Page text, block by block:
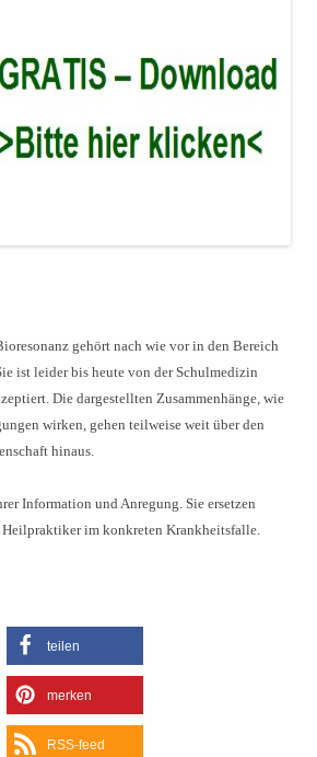
gehört nach wie vor in den Bereich
ist leider bis heute von der Schulmedizin
Die dargestellten Zusammenhänge, wie
wirken, gehen teilweise weit über den
hinaus.
Information und Anregung. Sie ersetzen
Heilpraktiker im konkreten Krankheitsfalle.
teilen
merken
RSS-feed